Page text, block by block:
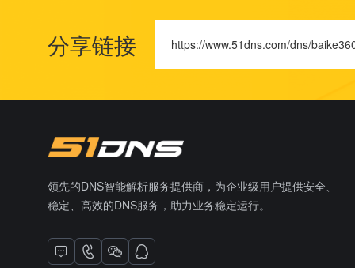
分享链接 https://www.51dns.com/dns/
领先的DNS智能解析服务提供商，为企业级用户提供安全、
稳定、高效的DNS服务，助力业务稳定运行。